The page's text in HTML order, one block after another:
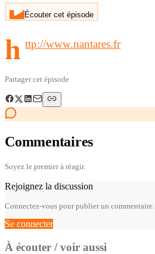
Écouter cet épisode
h ttp://www.nantares.fr
Partager cet épisode
Commentaires
Soyez le premier à réagir.
Rejoignez la discussion
Connectez-vous pour publier un commentaire.
Se connecter
À écouter / voir aussi